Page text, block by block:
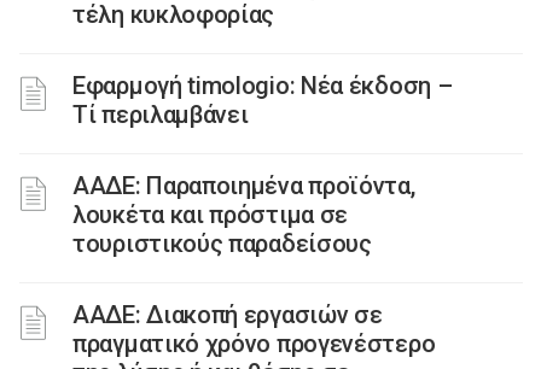
τέλη κυκλοφορίας
Εφαρμογή timologio: Νέα έκδοση –
Τί περιλαμβάνει
ΑΑΔΕ: Παραποιημένα προϊόντα,
λουκέτα και πρόστιμα σε
τουριστικούς παραδείσους
ΑΑΔΕ: Διακοπή εργασιών σε
πραγματικό χρόνο προγενέστερο